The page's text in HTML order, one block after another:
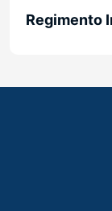
Regimento